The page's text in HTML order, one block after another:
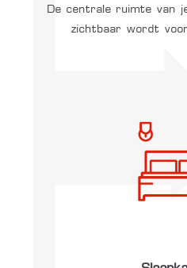
De centrale ruimte van
zichtbaar wordt